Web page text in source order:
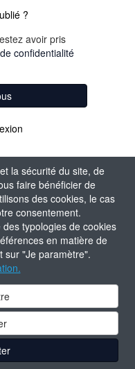
la sécurité du site, de
faire bénéficier de
des cookies, le cas
consentement.
typologies de cookies
en matière de
sur "Je paramètre".
?
avoir pris
confidentialité